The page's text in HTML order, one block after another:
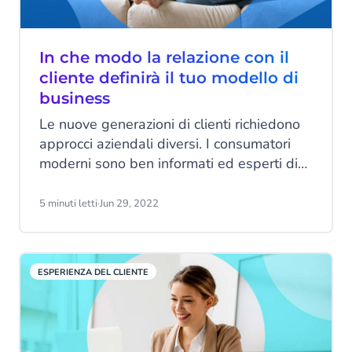
In che modo la relazione con il
cliente definirà il tuo modello di
business
Le nuove generazioni di clienti richiedono
approcci aziendali diversi. I consumatori
moderni sono ben informati ed esperti di
qualsiasi azienda. Un modello di business
parliamo di queste nuove generazioni,
prima di approfondire come adottare un
approccio di questo tipo.
5 minuti letti·Jun 29, 2022
ESPERIENZA DEL CLIENTE